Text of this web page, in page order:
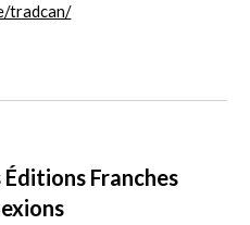
tradcan/
Franches